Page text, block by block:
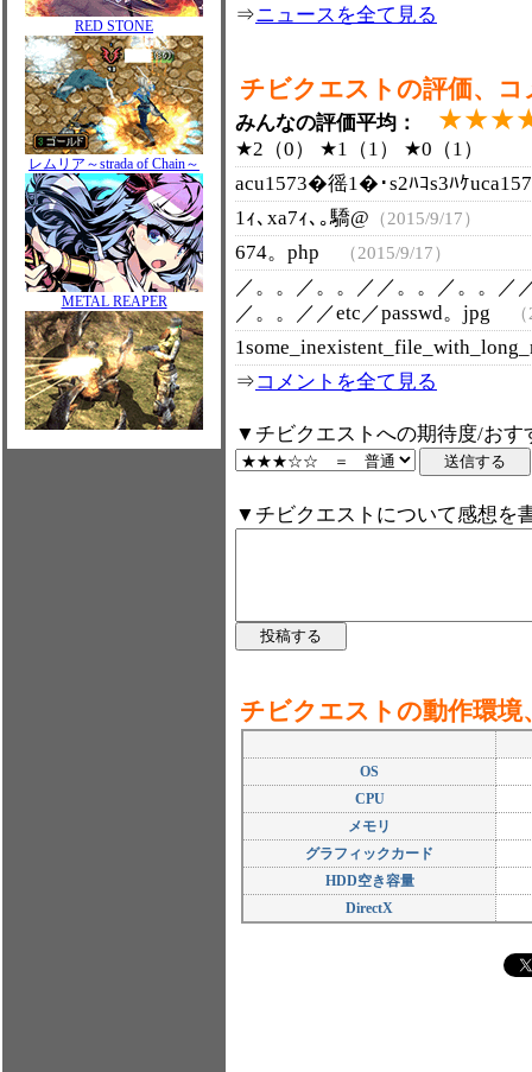
RED STONE
レムリア～strada of Chain～
METAL REAPER
⇒ニュースを全て見る
チビクエストの評価、コ
みんなの評価平均：
★2（0） ★1（1） ★0（1）
acu1573�徭1�･s2ﾊｺs3ﾊｹ
1ｨ､xa7ｨ､｡驕@ （2015/9/17）
674。php （2015/9/17）
／。。／。。／／。。／。。／
／。。／／etc／passwd。jpg
⇒コメントを全て見る
▼チビクエストへの期待度/おす
▼チビクエストについて感想を
チビクエストの動作環境
OS
CPU
メモリ
グラフィックカード
HDD空き容量
DirectX